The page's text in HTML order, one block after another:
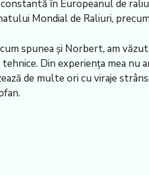
în Europeanul de
Mondial de Raliuri,
spunea şi Norbert, am
Din experienţa mea nu
de multe ori cu viraje